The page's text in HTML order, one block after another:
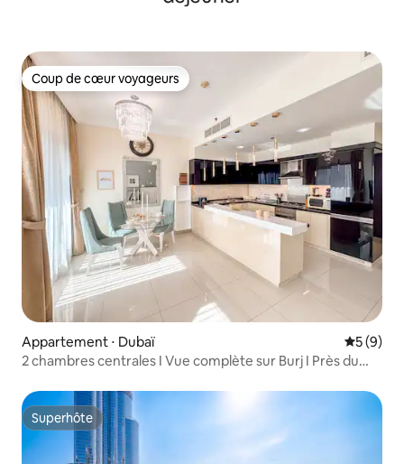
Coup de cœur voyageurs
Coup de cœur voyageurs
Appartement ⋅ Dubaï
5 (9)
2 chambres centrales I Vue complète sur Burj I Près du
Superhôte
Superhôte